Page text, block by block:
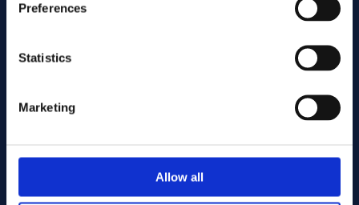
Preferences
Statistics
Marketing
Allow all
Cutting services
690.00 AMS 5662 - Offcut
Alloy 718 Round bar 25.40 x 435.00 AMS 5662 - Offcut
Alloy 718 Round bar 25.40